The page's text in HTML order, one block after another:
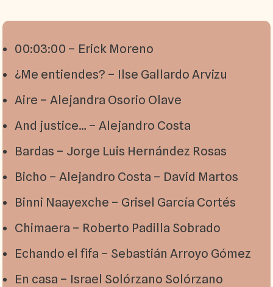
00:03:00 – Erick Moreno
¿Me entiendes? – Ilse Gallardo Arvizu
Aire – Alejandra Osorio Olave
And justice… – Alejandro Costa
Bardas – Jorge Luis Hernández Rosas
Bicho – Alejandro Costa – David Martos
Binni Naayexche – Grisel García Cortés
Chimaera – Roberto Padilla Sobrado
Echando el fifa – Sebastián Arroyo Gómez
En casa – Israel Solórzano Solórzano